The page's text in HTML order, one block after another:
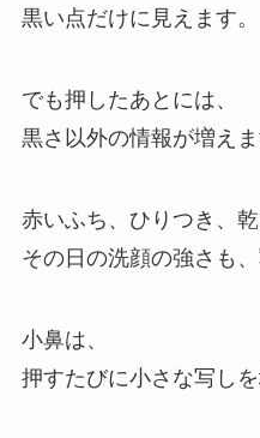
黒い点だけに見えます。
でも押したあとには、
黒さ以外の情報が増えま
赤いふち、ひりつき、乾
その日の洗顔の強さも
小鼻は、
押すたびに小さな写しを